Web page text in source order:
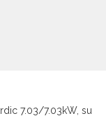
7.03/7.03kW, su